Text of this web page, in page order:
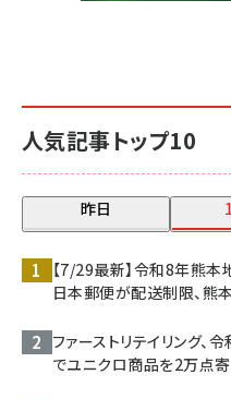
人気記事トップ10
昨日
【7/29最新】令和8年熊本
日本郵便が配送制限、熊
ファーストリテイリング
でユニクロ商品を2万点